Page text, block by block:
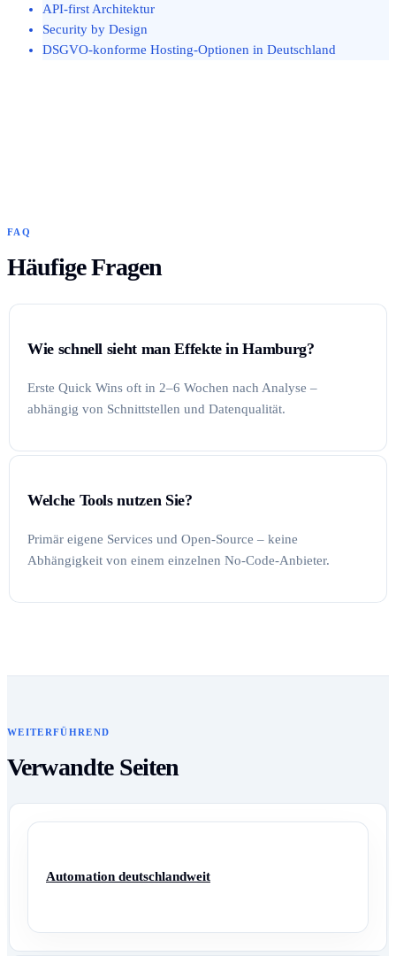
API-first Architektur
Security by Design
DSGVO-konforme Hosting-Optionen in Deutschland
FAQ
Häufige Fragen
Wie schnell sieht man Effekte in Hamburg?
Erste Quick Wins oft in 2–6 Wochen nach Analyse –
abhängig von Schnittstellen und Datenqualität.
Welche Tools nutzen Sie?
Primär eigene Services und Open-Source – keine
Abhängigkeit von einem einzelnen No-Code-Anbieter.
WEITERFÜHREND
Verwandte Seiten
Automation deutschlandweit